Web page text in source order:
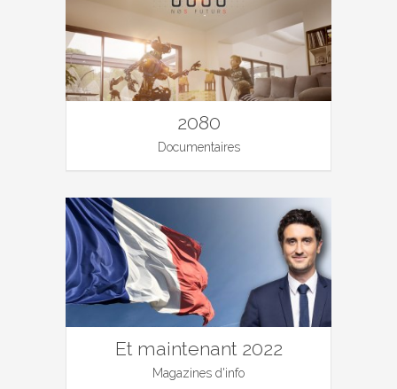
2080
Documentaires
Et maintenant 2022
Magazines d'info